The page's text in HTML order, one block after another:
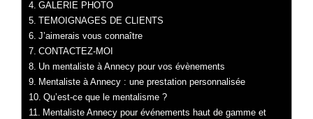
GALERIE PHOTO
TEMOIGNAGES DE CLIENTS
J’aimerais vous connaître
CONTACTEZ-MOI
Un mentaliste à Annecy pour vos évènements
Mentaliste à Annecy : une prestation personnalisée
Qu’est-ce que le mentalisme ?
Mentaliste Annecy pour événements haut de gamme et